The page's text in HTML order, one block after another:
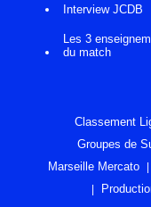
Interview JCDB
Les 3
du match
Classement
Groupes de
Marseille Mercato